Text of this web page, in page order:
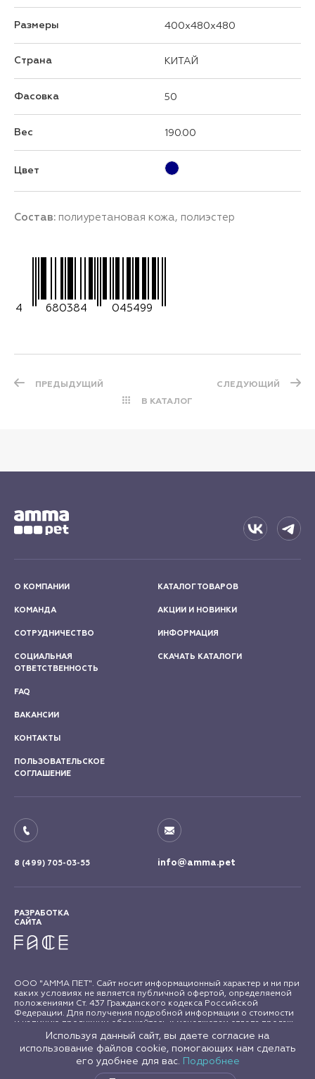
Размеры 400x480x480
Страна КИТАЙ
Фасовка 50
Вес 190.00
Цвет
Состав: полиуретановая кожа, полиэстер
4 680384 045499
ПРЕДЫДУЩИЙ
В КАТАЛОГ
СЛЕДУЮЩИЙ
О КОМПАНИИ
КОМАНДА
СОТРУДНИЧЕСТВО
СОЦИАЛЬНАЯ
ОТВЕТСТВЕННОСТЬ
КАТАЛОГ ТОВАРОВ
АКЦИИ И НОВИНКИ
ИНФОРМАЦИЯ
СКАЧАТЬ КАТАЛОГИ
FAQ
ВАКАНСИИ
КОНТАКТЫ
ПОЛЬЗОВАТЕЛЬСКОЕ
СОГЛАШЕНИЕ
8 (499) 705-03-55 info@amma.pet
РАЗРАБОТКА
САЙТА
ООО "АММА ПЕТ". Сайт носит информационный характер и ни при
каких условиях не является публичной офертой, определяемой
положениями Ст. 437 Гражданского кодекса Российской
Федерации. Для получения подробной информации о стоимости
и наличию продукции обращайтесь к менеджерам отдела продаж
"АММА ПЕТ". Все права на материалы сайта amma.pet защищены в
соответствии с российским и международным законодательством
об авторском праве и смежных правах. Любое использование
материалов сайта допускается только с письменного согласия
Используя данный сайт, вы даете согласие на
использование файлов cookie, помогающих нам сделать
его удобнее для вас. Подробнее